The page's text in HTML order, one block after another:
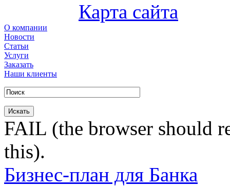
Карта сайта
О компании
Новости
Статьи
Услуги
Заказать
Наши клиенты
FAIL (the browser should
this).
Бизнес-план для Банка